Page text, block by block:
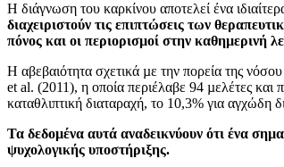
Η διάγνωση του καρκίνου αποτελεί ένα
διαχειριστούν τις επιπτώσεις των
πόνος και οι περιορισµοί στην καθηµερινή
Η αβεβαιότητα σχετικά µε την πορεία της
et al. (2011), η οποία περιέλαβε 94 µελέτες
καταθλιπτική διαταραχή, το 10,3% για αγχώδη
Τα δεδοµένα αυτά αναδεικνύουν ότι ένα
ψυχολογικής υποστήριξης.